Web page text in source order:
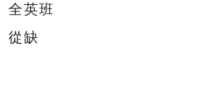
全英班
從缺